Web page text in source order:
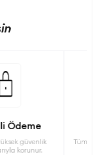
Ödeme
güvenlik
korunur.
Tüm